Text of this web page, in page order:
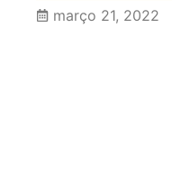
março 21, 2022